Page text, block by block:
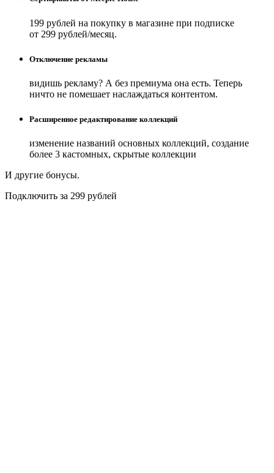
199 рублей на покупку в магазине при подписке
от 299 рублей/месяц.
Отключение рекламы
видишь рекламу? А без премиума она есть. Теперь
ничто не помешает наслаждаться контентом.
Расширенное редактирование коллекций
изменение названий основных коллекций, создание
более 3 кастомных, скрытые коллекции
И другие бонусы.
Подключить за 299 рублей